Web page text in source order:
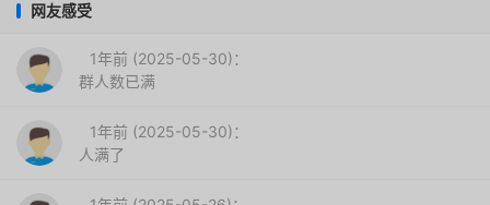
网友感受
1年前 (2025-05-30)：
群人数已满
1年前 (2025-05-30)：
人满了